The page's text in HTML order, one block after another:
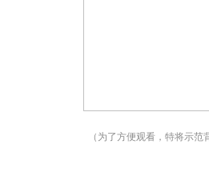
（为了方便观看，特将示范